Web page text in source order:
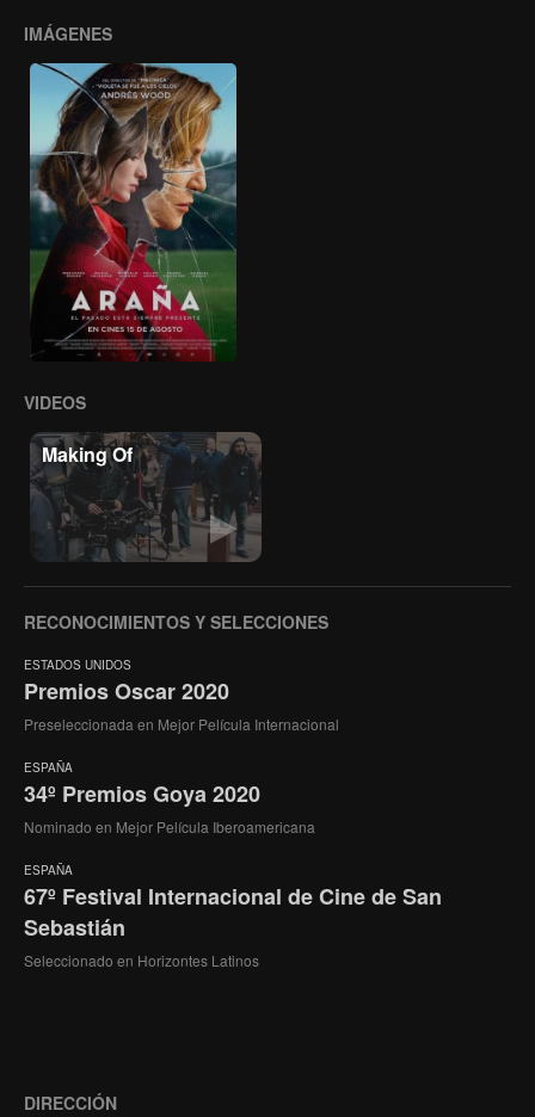
IMÁGENES
VIDEOS
Making Of
RECONOCIMIENTOS Y SELECCIONES
ESTADOS UNIDOS
Premios Oscar 2020
Preseleccionada en Mejor Película Internacional
ESPAÑA
34º Premios Goya 2020
Nominado en Mejor Película Iberoamericana
ESPAÑA
67º Festival Internacional de Cine de San
Sebastián
Seleccionado en Horizontes Latinos
DIRECCIÓN